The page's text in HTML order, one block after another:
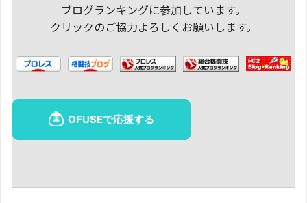
ブログランキングに参加しています。
クリックのご協力よろしくお願いします。